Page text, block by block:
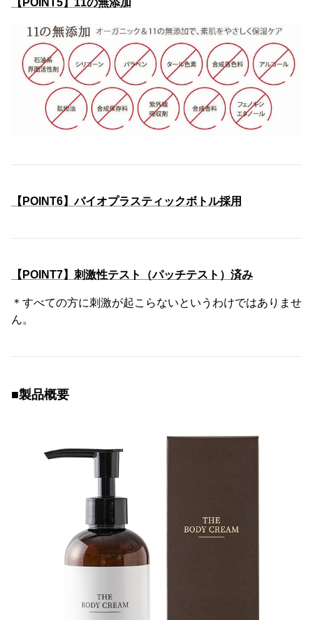
【POINT5】11の無添加
【POINT6】バイオプラスティックボトル採用
【POINT7】刺激性テスト（パッチテスト）済み
＊すべての方に刺激が起こらないというわけではありませ
ん。
■製品概要